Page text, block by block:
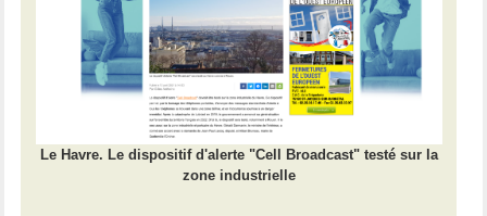
Le Havre. Le dispositif d'alerte "Cell Broadcast" testé sur la
zone industrielle